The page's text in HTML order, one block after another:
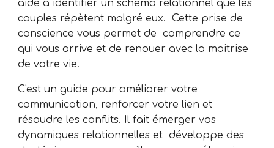
aide à identifier un schéma relationnel que les
couples répètent malgré eux. Cette prise de
conscience vous permet de comprendre ce
qui vous arrive et de renouer avec la maitrise
de votre vie.
C'est unguide pour améliorer votre
communication, renforcer votre lien et
résoudre les conflits. Il fait émerger vos
dynamiques relationnelles et développe des